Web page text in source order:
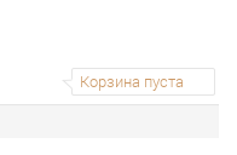
Корзина пуста